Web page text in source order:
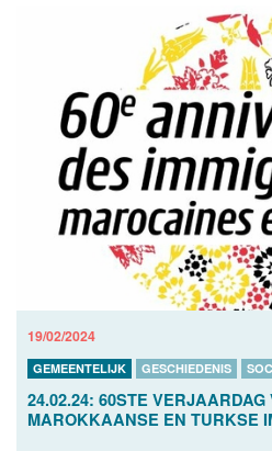
19/02/2024
GEMEENTELIJK GESCHIEDENIS
24.02.24: 60STE VERJAARDAG
MAROKKAANSE EN TURKSE